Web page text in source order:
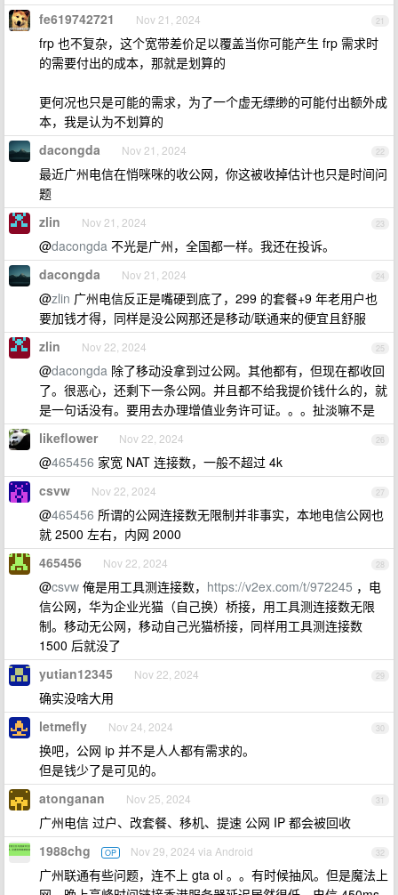
21
fe619742721 Nov 21, 2024
frp 也不复杂，这个宽带差价足以覆盖当你可能产生 frp 需求时
的需要付出的成本，那就是划算的
更何况也只是可能的需求，为了一个虚无缥缈的可能付出额外成
本，我是认为不划算的
22
dacongda Nov 21, 2024
最近广州电信在悄咪咪的收公网，你这被收掉估计也只是时间问
题
23
zlin Nov 21, 2024
@dacongda 不光是广州，全国都一样。我还在投诉。
24
dacongda Nov 21, 2024
@zlin 广州电信反正是嘴硬到底了，299 的套餐+9 年老用户也
要加钱才得，同样是没公网那还是移动/联通来的便宜且舒服
25
zlin Nov 22, 2024
@dacongda 除了移动没拿到过公网。其他都有，但现在都收回
了。很恶心，还剩下一条公网。并且都不给我提价钱什么的，就
是一句话没有。要用去办理增值业务许可证。。。扯淡嘛不是
26
likeflower Nov 22, 2024
@465456 家宽 NAT 连接数，一般不超过 4k
27
csvw Nov 22, 2024
@465456 所谓的公网连接数无限制并非事实，本地电信公网也
就 2500 左右，内网 2000
28
465456 Nov 22, 2024
@csvw 俺是用工具测连接数， https://v2ex.com/t/972245 ，电
信公网，华为企业光猫（自己换）桥接，用工具测连接数无限
制。移动无公网，移动自己光猫桥接，同样用工具测连接数
1500 后就没了
29
yutian12345 Nov 22, 2024
确实没啥大用
30
letmefly Nov 24, 2024
换吧，公网 ip 并不是人人都有需求的。
但是钱少了是可见的。
31
atonganan Nov 25, 2024
广州电信 过户、改套餐、移机、提速 公网 IP 都会被回收
32
1988chg OP Nov 29, 2024 via Android
广州联通有些问题，连不上 gta ol 。。有时候抽风。但是魔法上